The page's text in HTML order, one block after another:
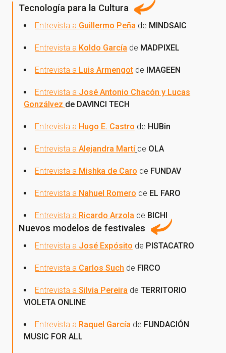
Tecnología para la Cultura
Entrevista a Guillermo Peña de MINDSAIC
Entrevista a Koldo García de MADPIXEL
Entrevista a Luis Armengot de IMAGEEN
Entrevista a José Antonio Chacón y Lucas
Gonzálvez de DAVINCI TECH
Entrevista a Hugo E. Castro de HUBin
Entrevista a Alejandra Martí de OLA
Entrevista a Mishka de Caro de FUNDAV
Entrevista a Nahuel Romero de EL FARO
Entrevista a Ricardo Arzola de BICHI
Nuevos modelos de festivales
Entrevista a José Expósito de PISTACATRO
Entrevista a Carlos Such de FIRCO
Entrevista aSilvia Pereira de TERRITORIO
VIOLETA ONLINE
Entrevista a Raquel García de FUNDACIÓN
MUSIC FOR ALL